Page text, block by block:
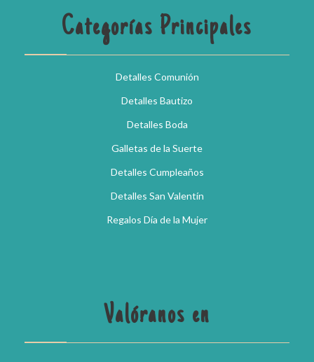
Categorías Principales
Detalles Comunión
Detalles Bautizo
Detalles Boda
Galletas de la Suerte
Detalles Cumpleaños
Detalles San Valentín
Regalos Día de la Mujer
Valóranos en